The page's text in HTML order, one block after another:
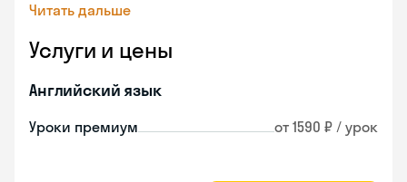
Читать дальше
Услуги и цены
Английский язык
Уроки премиум от 1590 ₽ / урок